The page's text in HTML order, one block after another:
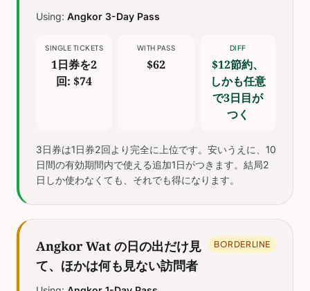
Using: Angkor 3-Day Pass
SINGLE TICKETS
1日券を2
回: $74
WITH PASS
$62
DIFF
$12節約、
しかも任意
で3日目が
つく
3日券は1日券2回より完全に上位です。安いうえに、10
日間の有効期間内で使える追加1日がつきます。結局2
日しか使わなくても、それでも得になります。
Angkor Wat の日の出だけ見
て、ほかは何も見ない訪問者
BORDERLINE